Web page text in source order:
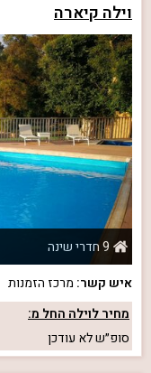
וילה קיארה
9 חדרי שינה
איש קשר: מרכז הזמנות
מחיר לוילה החל מ:
סופ״שלא עודכן